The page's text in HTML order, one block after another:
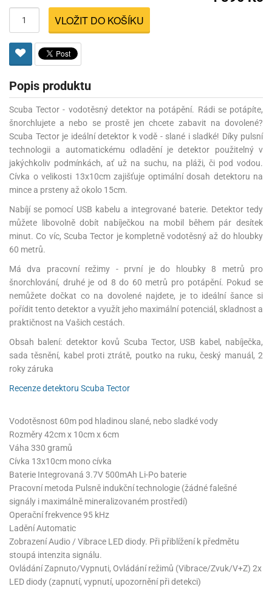
VLOŽIT DO KOŠÍKU
Popis produktu
Scuba Tector - vodotěsný detektor na potápění. Rádi se potápíte,
šnorchlujete a nebo se prostě jen chcete zabavit na dovolené?
Scuba Tector je ideální detektor k vodě - slané i sladké! Díky pulsní
technologii a automatickému odladění je detektor použitelný v
jakýchkoliv podmínkách, ať už na suchu, na pláži, či pod vodou.
Cívka o velikosti 13x10cm zajišťuje optimální dosah detektoru na
mince a prsteny až okolo 15cm.
Nabíjí se pomocí USB kabelu a integrované baterie. Detektor tedy
můžete libovolně dobít nabíječkou na mobil během pár desítek
minut. Co víc, Scuba Tector je kompletně vodotěsný až do hloubky
60 metrů.
Má dva pracovní režimy - první je do hloubky 8 metrů pro
šnorchlování, druhé je od 8 do 60 metrů pro potápění. Pokud se
nemůžete dočkat co na dovolené najdete, je to ideální šance si
pořídit tento detektor a využít jeho maximální potenciál, skladnost a
praktičnost na Vašich cestách.
Obsah balení: detektor kovů Scuba Tector, USB kabel, nabíječka,
sada těsnění, kabel proti ztrátě, poutko na ruku, český manuál, 2
roky záruka
Recenze detektoru Scuba Tector
Vodotěsnost 60m pod hladinou slané, nebo sladké vody
Rozměry 42cm x 10cm x 6cm
Váha 330 gramů
Cívka 13x10cm mono cívka
Baterie Integrovaná 3.7V 500mAh Li-Po baterie
Pracovní metoda Pulsně indukční technologie (žádné falešné
signály i maximálně mineralizovaném prostředí)
Operační frekvence 95 kHz
Ladění Automatic
Zobrazení Audio / Vibrace LED diody. Při přiblížení k předmětu
stoupá intenzita signálu.
Ovládání Zapnuto/Vypnuti, Ovládání režimů (Vibrace/Zvuk/V+Z) 2x
LED diody (zapnutí, vypnutí, upozornění při detekci)